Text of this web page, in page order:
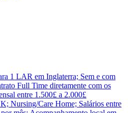
1 LAR em Inglaterra; Sem e com
Full Time diretamente com os
entre 1.500£ a 2.000£
Nursing/Care Home; Salários entre